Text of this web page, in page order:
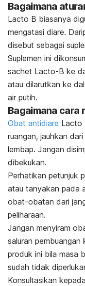
Bagaimana
Lacto B biasanya
mengatasi diare.
disebut sebagai
Suplemen ini
sachet Lacto-B ke
atau dilarutkan ke
air putih.
Bagaimana cara
Obat antidiare Lacto
ruangan, jauhkan
lembap. Jangan
dibekukan.
Perhatikan petunjuk
atau tanyakan pada
obat-obatan dari
peliharaan.
Jangan menyiram
saluran pembuangan
produk ini bila masa
sudah tidak
Konsultasikan